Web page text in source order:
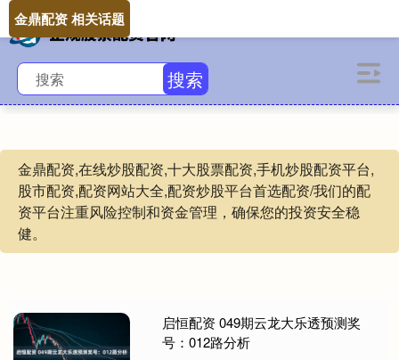
搜索
金鼎配资,在线炒股配资,十大股票配资,手机炒股配资平台,
股市配资,配资网站大全,配资炒股平台首选配资/我们的配
资平台注重风险控制和资金管理，确保您的投资安全稳
健。
金鼎配资 相关话题
启恒配资 049期云龙大乐透预测奖
号：012路分析